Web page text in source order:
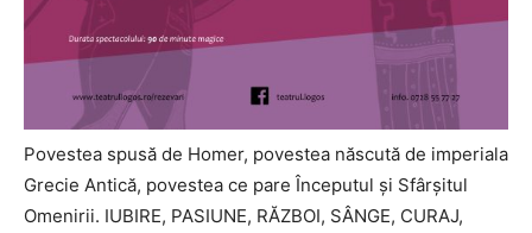
Povestea spusă de Homer, povestea născută de imperiala
Grecie Antică, povestea ce pare Începutul şi Sfârşitul
Omenirii. IUBIRE, PASIUNE, RĂZBOI, SÂNGE, CURAJ,